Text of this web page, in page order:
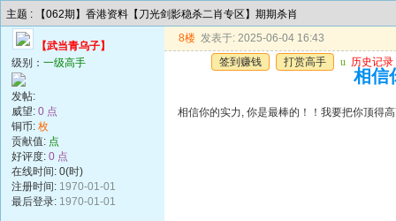
主题 : 【062期】香港资料【刀光剑影稳杀二肖专区】期期杀肖
【武当青乌子】
级别： 一级高手
发帖:
威望: 0 点
铜币: 枚
贡献值: 点
好评度: 0 点
在线时间: 0(时)
注册时间: 1970-01-01
最后登录: 1970-01-01
8楼 发表于: 2025-06-04 16:43
签到赚钱
打赏高手 u 历史记录
相信
相信你的实力, 你是最棒的！！我要把你顶得